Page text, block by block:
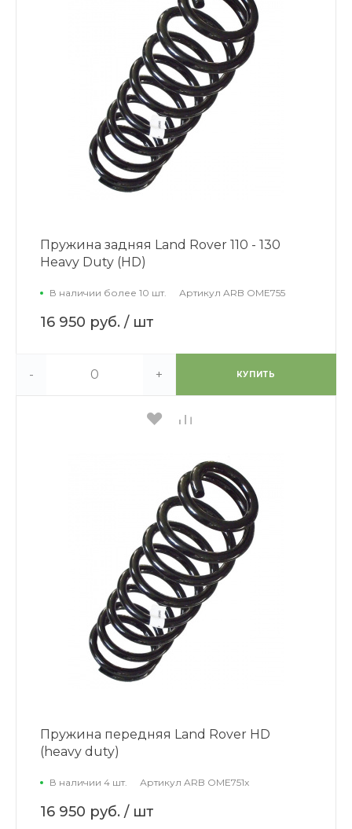
Пружина задняя Land Rover 110 - 130
Heavy Duty (HD)
В наличии более 10 шт. Артикул ARB OME755
16 950 руб. / шт
- + КУПИТЬ
Пружина передняя Land Rover HD
(heavy duty)
В наличии 4 шт. Артикул ARB OME751x
16 950 руб. / шт